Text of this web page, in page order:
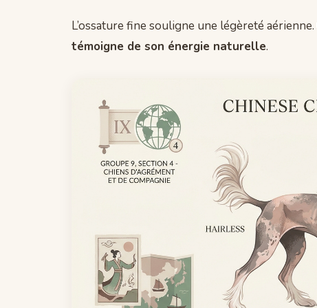
L’ossature fine souligne une légèreté
témoigne de son énergie naturelle.